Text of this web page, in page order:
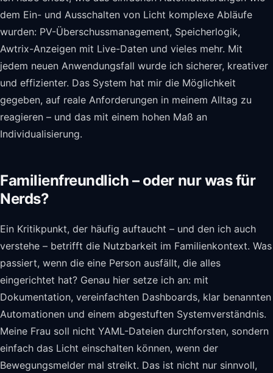
dem Ein- und Ausschalten von Licht komplexe Abläufe
wurden: PV-Überschussmanagement, Speicherlogik,
Awtrix-Anzeigen mit Live-Daten und vieles mehr. Mit
jedem neuen Anwendungsfall wurde ich sicherer, kreativer
und effizienter. Das System hat mir die Möglichkeit
gegeben, auf reale Anforderungen in meinem Alltag zu
reagieren – und das mit einem hohen Maß an
Individualisierung.
Familienfreundlich – oder nur was für
Nerds?
Ein Kritikpunkt, der häufig auftaucht – und den ich auch
verstehe – betrifft die Nutzbarkeit im Familienkontext. Was
passiert, wenn die eine Person ausfällt, die alles
eingerichtet hat? Genau hier setze ich an: mit
Dokumentation, vereinfachten Dashboards, klar benannten
Automationen und einem abgestuften Systemverständnis.
Meine Frau soll nicht YAML-Dateien durchforsten, sondern
einfach das Licht einschalten können, wenn der
Bewegungsmelder mal streikt. Das ist nicht nur sinnvoll,